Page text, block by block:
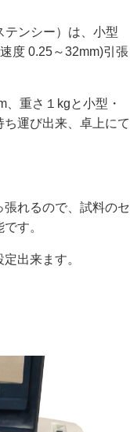
ンシー）は、小型
度 0.25～32mm)引張
重さ１kgと小型・
運び出来、卓上にて
れるので、試料のセ
す。
出来ます。